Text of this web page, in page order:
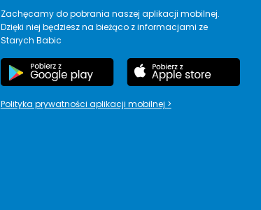
Zachęcamy do pobrania naszej aplikacji mobilnej.
Dzięki niej będziesz na bieżąco z informacjami ze
Starych Babic
Polityka prywatności aplikacji mobilnej >